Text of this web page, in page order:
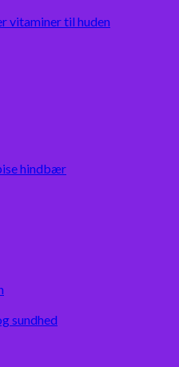
vitaminer til huden
hindbær
sundhed